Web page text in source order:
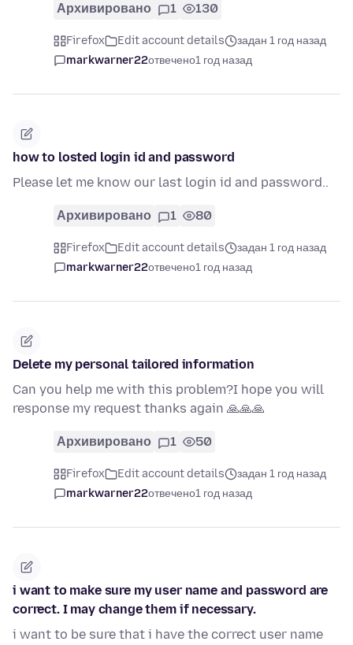
Архивировано 1 130
Firefox Edit account details
задан 1 год назад
markwarner22отвечено1 год назад
how to losted login id and password
Please let me know our last login id and password..
Архивировано 1 80
Firefox Edit account details
задан 1 год назад
markwarner22отвечено1 год назад
Delete my personal tailored information
Can you help me with this problem?I hope you will
response my request thanks again 🙏🙏🙏
Архивировано 1 50
Firefox Edit account details
задан 1 год назад
markwarner22отвечено1 год назад
i want to make sure my user name and password are
correct. I may change them if necessary.
i want to be sure that i have the correct user name